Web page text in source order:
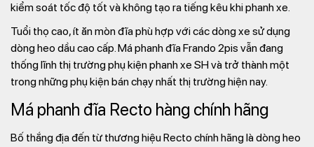
kiểm soát tốc độ tốt và không tạo ra tiếng kêu khi phanh xe.
Tuổi thọ cao, ít ăn mòn đĩa phù hợp với các dòng xe sử dụng
dòng heo dầu cao cấp. Má phanh đĩa Frando 2pis vẫn đang
thống lĩnh thị trường phụ kiện phanh xe SH và trở thành một
trong những phụ kiện bán chạy nhất thị trường hiện nay.
Má phanh đĩa Recto hàng chính hãng
Bố thắng địa đến từ thương hiệu Recto chính hãng là dòng heo